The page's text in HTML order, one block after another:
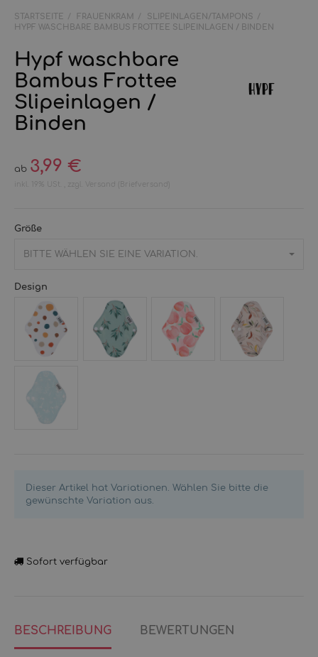
STARTSEITE FRAUENKRAM
SLIPEINLAGEN/TAMPONS
HYPF WASCHBARE BAMBUS FROTTEE SLIPEINLAGEN / BINDEN
Hypf waschbare
Bambus Frottee
Slipeinlagen /
Binden
ab 3,99 €
inkl. 19% USt. , zzgl. Versand (Briefversand)
Größe
BITTE WÄHLEN SIE EINE VARIATION.
Design
Blobs
Dieser Artikel hat Variationen. Wählen Sie bitte die
gewünschte Variation aus.
Sofort verfügbar
BESCHREIBUNG BEWERTUNGEN